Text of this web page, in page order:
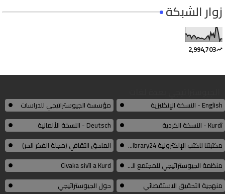
زوار الشبكة
2,994,703
مؤسسة الجيوستراتيجي للدراسات
English - النسخة الإنكليزية
Deutsch - النسخة الألمانية
Kurdî - النسخة الكردية
الملحق الثقافي (مجلة الفكر الحر)
مكتبتنا للكتب الإلكترونية Thelibrary24
Civaka sivîl a Kurd
منظمة الجيوستراتيجي للمجتمع المدني الكوردي
حول الجيوستراتيجي
منهجية التحقيق الاستقصائي